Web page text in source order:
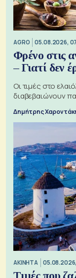
AGRO 05.08.2026,
Φρένο στις
– Γιατί δεν
Οι τιμές στο
διαβεβαιώνουν
Δημήτρης
ΑΚΙΝΗΤΑ